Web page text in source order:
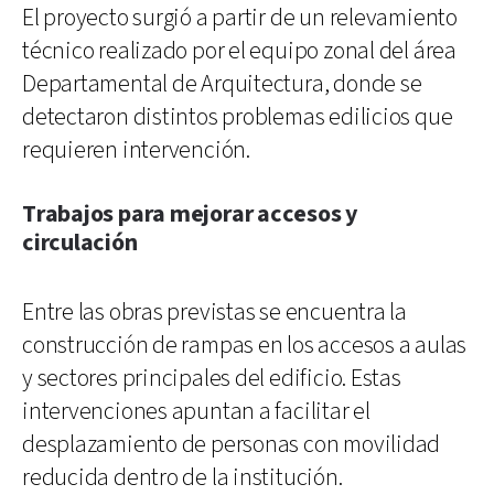
El proyecto surgió a partir de un relevamiento
técnico realizado por el equipo zonal del área
Departamental de Arquitectura, donde se
detectaron distintos problemas edilicios que
requieren intervención.
Trabajos para mejorar accesos y
circulación
Entre las obras previstas se encuentra la
construcción de rampas en los accesos a aulas
y sectores principales del edificio. Estas
intervenciones apuntan a facilitar el
desplazamiento de personas con movilidad
reducida dentro de la institución.